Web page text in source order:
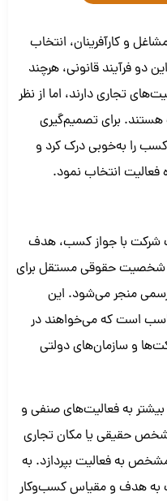
و کارآفرینان، انتخاب
فرآیند قانونی، هرچند
تجاری دارند، اما از نظر
هستند. برای تصمیم‌گیری
را به‌خوبی درک کرد و
فعالیت انتخاب نمود.
شرکت با جواز کسب، هدف
شخصیت حقوقی مستقل برای
رسمی منجر می‌شود. این
است که می‌خواهند در
و سازمان‌های دولتی
به فعالیت‌های صنفی و
شخص حقیقی یا مکان تجاری
به فعالیت بپردازد. به
به هدف و مقیاس کسب‌وکار